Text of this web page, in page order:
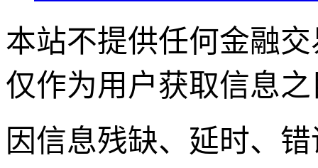
本站不提供任何金融
仅作为用户获取信息
因信息残缺、延时、